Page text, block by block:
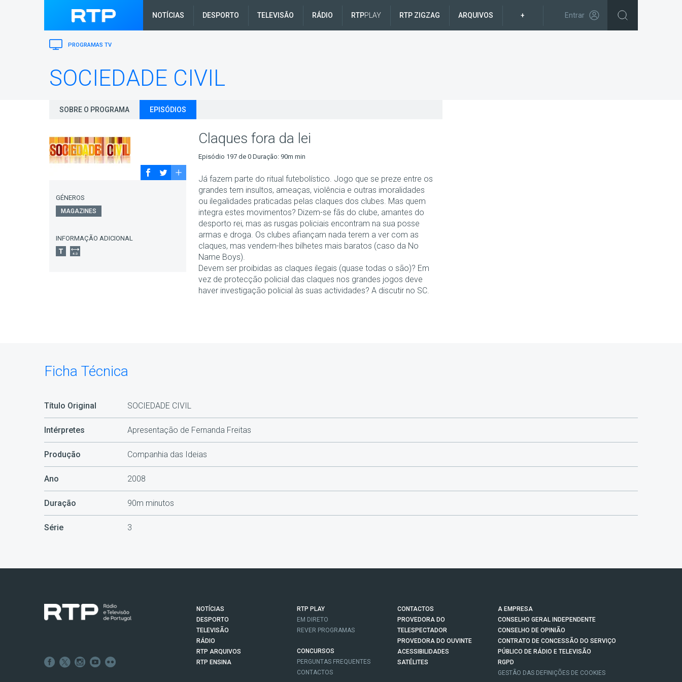
NOTÍCIAS DESPORTO TELEVISÃO RÁDIO RTPPLAY RTP ZIGZAG ARQUIVOS + Entrar
PROGRAMAS TV
SOCIEDADE CIVIL
SOBRE O PROGRAMA EPISÓDIOS
GÉNEROS
MAGAZINES
INFORMAÇÃO ADICIONAL
Claques fora da lei
Episódio 197 de 0 Duração: 90m min
Já fazem parte do ritual futebolístico. Jogo que se preze entre os
grandes tem insultos, ameaças, violência e outras imoralidades
ou ilegalidades praticadas pelas claques dos clubes. Mas quem
integra estes movimentos? Dizem-se fãs do clube, amantes do
desporto rei, mas as rusgas policiais encontram na sua posse
armas e droga. Os clubes afiançam nada terem a ver com as
claques, mas vendem-lhes bilhetes mais baratos (caso da No
Name Boys).
Devem ser proibidas as claques ilegais (quase todas o são)? Em
vez de protecção policial das claques nos grandes jogos deve
haver investigação policial às suas actividades? A discutir no SC.
Ficha Técnica
Título Original SOCIEDADE CIVIL
Intérpretes Apresentação de Fernanda Freitas
Produção Companhia das Ideias
Ano 2008
Duração 90m minutos
Série 3
NOTÍCIAS
DESPORTO
TELEVISÃO
RÁDIO
RTP ARQUIVOS
RTP ENSINA
RTP PLAY
EM DIRETO
REVER PROGRAMAS
CONCURSOS
PERGUNTAS FREQUENTES
CONTACTOS
CONTACTOS
PROVEDORA DO
TELESPECTADOR
PROVEDORA DO OUVINTE
ACESSIBILIDADES
SATÉLITES
A EMPRESA
CONSELHO GERAL INDEPENDENTE
CONSELHO DE OPINIÃO
CONTRATO DE CONCESSÃO DO SERVIÇO
PÚBLICO DE RÁDIO E TELEVISÃO
RGPD
GESTÃO DAS DEFINIÇÕES DE COOKIES